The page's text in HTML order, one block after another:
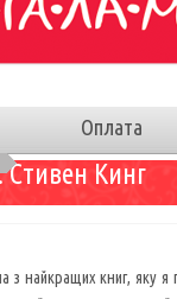
Оплата
Стивен Кинг
з найкращих книг,